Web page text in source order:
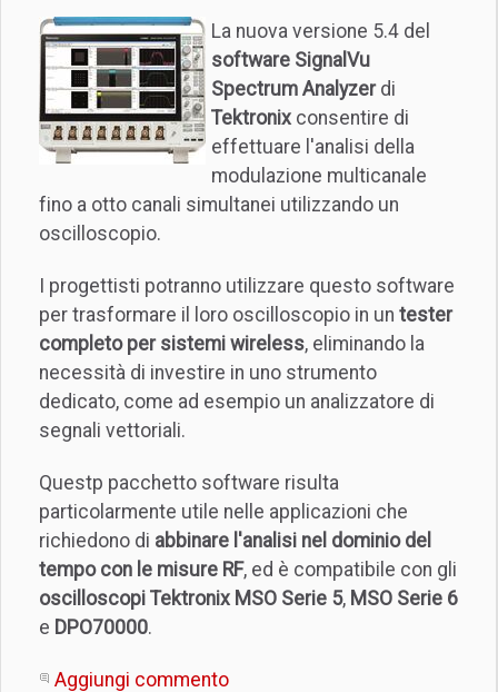
La nuova versione 5.4 del
software SignalVu
Spectrum Analyzerdi
Tektronix consentire di
effettuare l'analisi della
modulazione multicanale
fino a otto canali simultanei utilizzando un
oscilloscopio.
I progettisti potranno utilizzare questo software
per trasformare il loro oscilloscopio in un tester
completo per sistemi wireless, eliminando la
necessità di investire in uno strumento
dedicato, come ad esempio un analizzatore di
segnali vettoriali.
Questp pacchetto software risulta
particolarmente utile nelle applicazioni che
richiedono di abbinare l'analisi nel dominio del
tempo con le misure RF, ed è compatibile con gli
oscilloscopi Tektronix MSO Serie 5, MSO Serie 6
e DPO70000.
Aggiungi commento